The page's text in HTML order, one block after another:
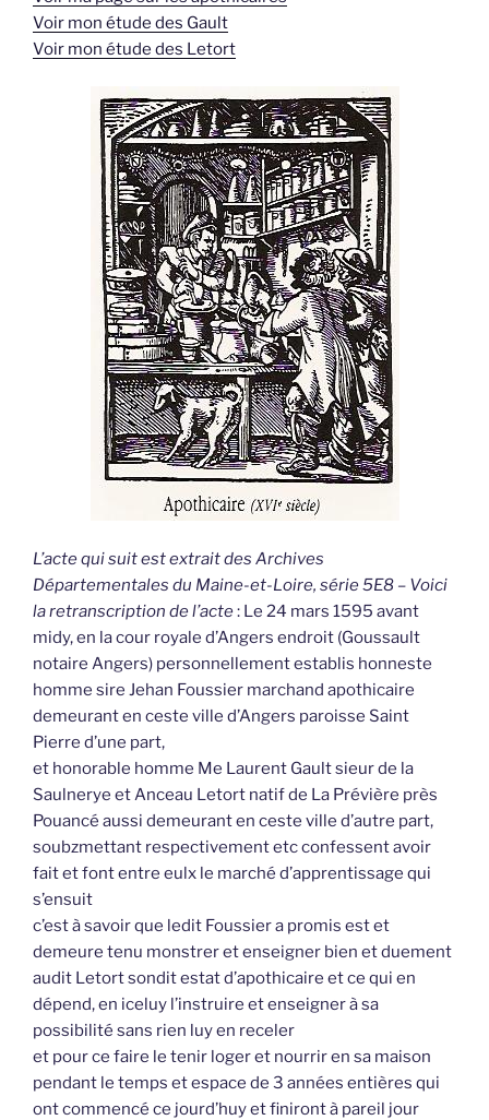
Voir mon étude des Gault
Voir mon étude des Letort
L’acte qui suit est extrait des Archives
Départementales du Maine-et-Loire, série 5E8 – Voici
la retranscription de l’acte: Le 24 mars 1595 avant
midy, en la cour royale d’Angers endroit (Goussault
notaire Angers) personnellement establis honneste
homme sire Jehan Foussier marchand apothicaire
demeurant en ceste ville d’Angers paroisse Saint
Pierre d’une part,
et honorable homme Me Laurent Gault sieur de la
Saulnerye et Anceau Letort natif de La Prévière près
Pouancé aussi demeurant en ceste ville d’autre part,
soubzmettant respectivement etc confessent avoir
fait et font entre eulx le marché d’apprentissage qui
s’ensuit
c’est à savoir que ledit Foussier a promis est et
demeure tenu monstrer et enseigner bien et duement
audit Letort sondit estat d’apothicaire et ce qui en
dépend, en iceluy l’instruire et enseigner à sa
possibilité sans rien luy en receler
et pour ce faire le tenir loger et nourrir en sa maison
pendant le temps et espace de 3 années entières qui
ont commencé ce jourd’huy et finiront à pareil jour